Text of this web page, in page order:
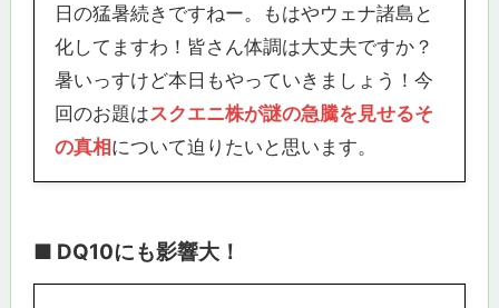
日の猛暑続きですねー。もはやウェナ諸島と
化してますわ！皆さん体調は大丈夫ですか？
暑いっすけど本日もやっていきましょう！今
回のお題はスクエニ株が謎の急騰を見せるそ
の真相について迫りたいと思います。
■ DQ10にも影響大！